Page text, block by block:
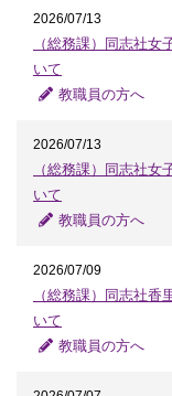
2026/07/13
（総務課）同志社
いて
教職員の方へ
2026/07/13
（総務課）同志社
いて
教職員の方へ
2026/07/09
（総務課）同志社
いて
教職員の方へ